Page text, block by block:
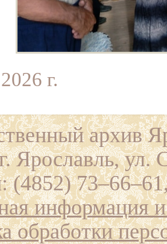
г.
архив
Ярославль, ул.
(4852)
информация
обработки